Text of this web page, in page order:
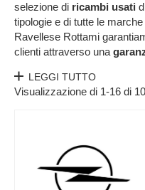
selezione di ricambi usati
tipologie e di tutte le
Ravellese Rottami
clienti attraverso una
LEGGI TUTTO
Visualizzazione di 1-16 di